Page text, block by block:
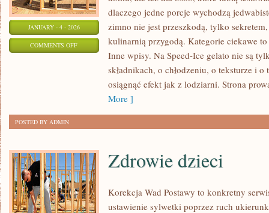
JANUARY - 4 - 2026
COMMENTS OFFON
ALKOHOLOWE
dlaczego jedne porcje wychodzą
zimno nie jest przeszkodą, tylko
kulinarnią przygodą. Kategorie ciekawe
Inne wpisy. Na Speed-Ice gelato nie są
składnikach, o chłodzeniu, o teksturze i
osiągnąć efekt jak z lodziarni. Strona
More ]
POSTED BY ADMIN
Zdrowie dzieci
Korekcja Wad Postawy to konkretny
ustawienie sylwetki poprzez ruch